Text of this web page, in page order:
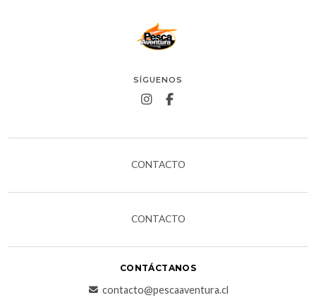
SÍGUENOS
CONTACTO
CONTACTO
CONTÁCTANOS
contacto@pescaaventura.cl